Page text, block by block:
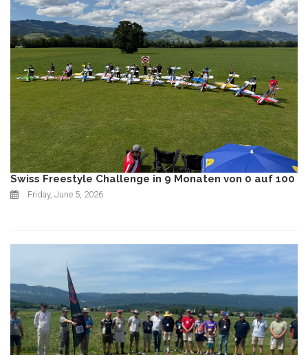
Swiss Freestyle Challenge in 9 Monaten von 0 auf 100
Friday, June 5, 2026